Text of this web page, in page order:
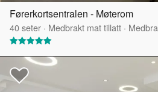
Førerkortsentralen - Møterom
40seter · Medbrakt mat tillatt ·